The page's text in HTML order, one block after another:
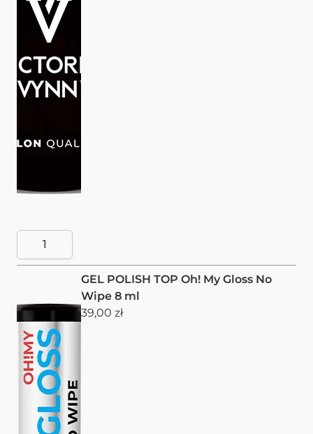
GEL POLISH TOP Oh! My Gloss No
Wipe 8 ml
39,00 zł